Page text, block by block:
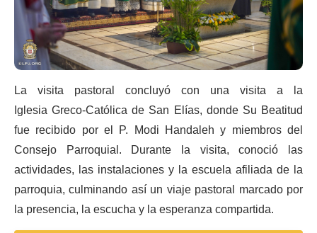
La visita pastoral concluyó con una visita a la
Iglesia Greco-Católica de San Elías, donde Su Beatitud
fue recibido por el P. Modi Handaleh y miembros del
Consejo Parroquial. Durante la visita, conoció las
actividades, las instalaciones y la escuela afiliada de la
parroquia, culminando así un viaje pastoral marcado por
la presencia, la escucha y la esperanza compartida.